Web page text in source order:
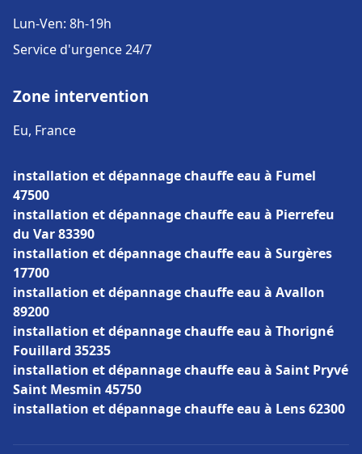
Lun-Ven: 8h-19h
Service d'urgence 24/7
Zone intervention
Eu, France
installation et dépannage chauffe eau à Fumel
47500
installation et dépannage chauffe eau à Pierrefeu
du Var 83390
installation et dépannage chauffe eau à Surgères
17700
installation et dépannage chauffe eau à Avallon
89200
installation et dépannage chauffe eau à Thorigné
Fouillard 35235
installation et dépannage chauffe eau à Saint Pryvé
Saint Mesmin 45750
installation et dépannage chauffe eau à Lens 62300